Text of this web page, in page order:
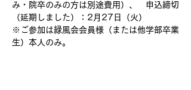
み・院卒のみの方は別途費用）、　申込締切
（延期しました）：2月27日（火）
※ご参加は緑風会会員様（または他学部卒業
生）本人のみ。